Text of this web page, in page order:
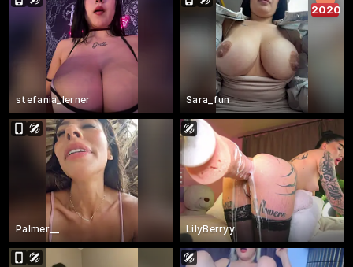
stefania_lerner
2020
Sara_fun
Palmer__ LilyBerryy